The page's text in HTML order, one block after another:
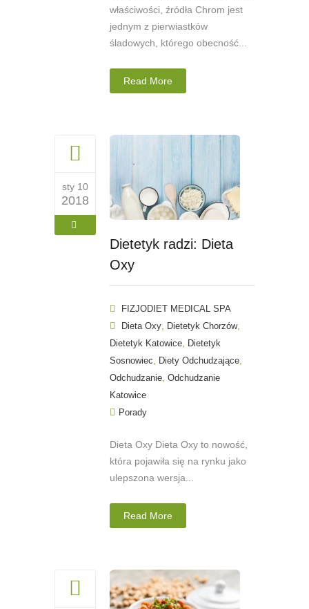
właściwości, źródła Chrom jest
jednym z pierwiastków
śladowych, którego obecność...
Read More
sty 10
2018
Dietetyk radzi: Dieta
Oxy
FIZJODIET MEDICAL SPA
Dieta Oxy Dietetyk Chorzów,
Dietetyk Katowice Dietetyk
Sosnowiec
Diety Odchudzające
Odchudzanie Odchudzanie
Katowice
Porady
Dieta Oxy Dieta Oxy to nowość,
która pojawiła się na rynku jako
ulepszona wersja...
Read More